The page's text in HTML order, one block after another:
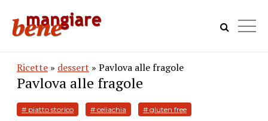
Ricette » dessert » Pavlova alle fragole
Pavlova alle fragole
# piatto storico # celiachia # gluten free